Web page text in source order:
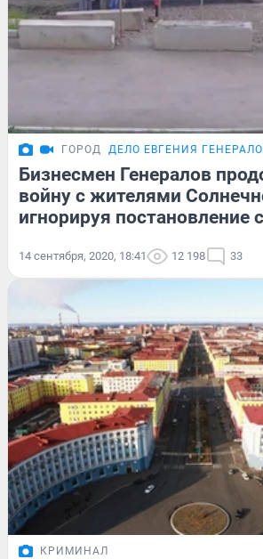
ГОРОД ДЕЛО ЕВГЕНИЯ
Бизнесмен Генералов
войну с жителями
игнорируя постановление
14 сентября, 2020, 18:41 12 198 33
КРИМИНАЛ